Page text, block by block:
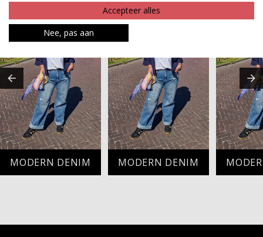
MODERN DENIM MODERN DENIM
Accepteer alles
Nee, pas aan